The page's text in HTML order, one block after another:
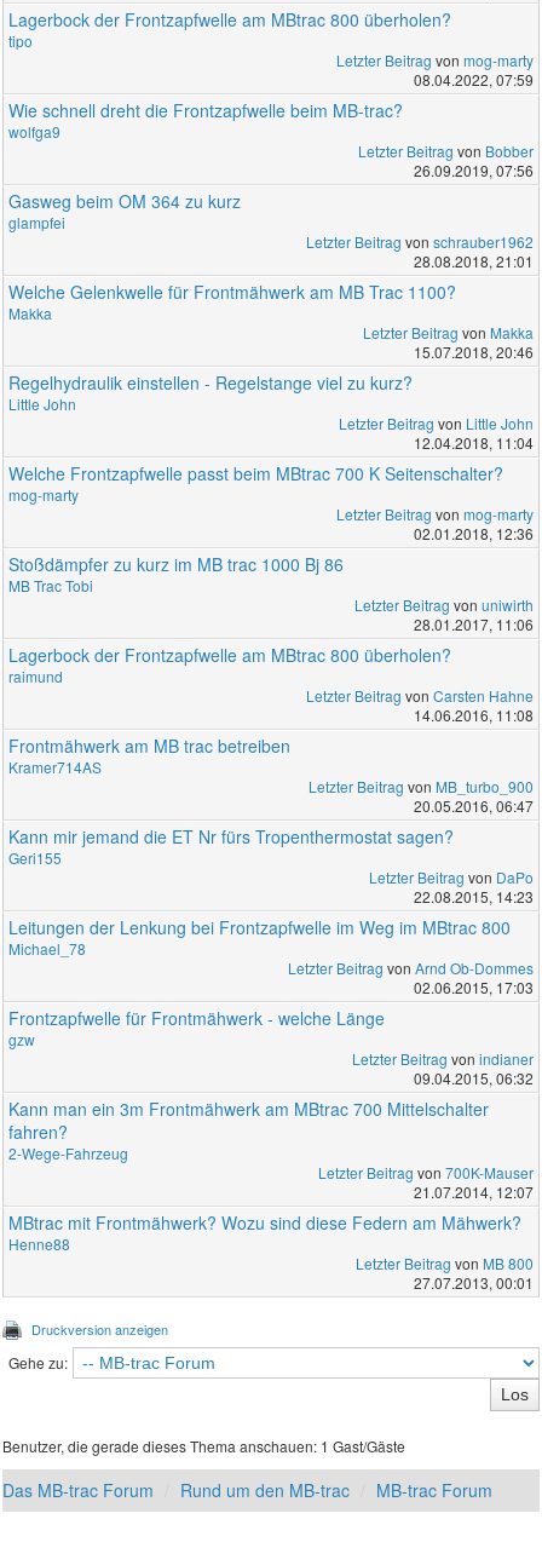
Lagerbock der Frontzapfwelle am MBtrac 800 überholen?
tipo
Letzter Beitrag von mog-marty
08.04.2022, 07:59
Wie schnell dreht die Frontzapfwelle beim MB-trac?
wolfga9
Letzter Beitrag von Bobber
26.09.2019, 07:56
Gasweg beim OM 364 zu kurz
glampfei
Letzter Beitrag von schrauber1962
28.08.2018, 21:01
Welche Gelenkwelle für Frontmähwerk am MB Trac 1100?
Makka
Letzter Beitrag von Makka
15.07.2018, 20:46
Regelhydraulik einstellen - Regelstange viel zu kurz?
Little John
Letzter Beitrag von Little John
12.04.2018, 11:04
Welche Frontzapfwelle passt beim MBtrac 700 K Seitenschalter?
mog-marty
Letzter Beitrag von mog-marty
02.01.2018, 12:36
Stoßdämpfer zu kurz im MB trac 1000 Bj 86
MB Trac Tobi
Letzter Beitrag von uniwirth
28.01.2017, 11:06
Lagerbock der Frontzapfwelle am MBtrac 800 überholen?
raimund
Letzter Beitrag von Carsten Hahne
14.06.2016, 11:08
Frontmähwerk am MB trac betreiben
Kramer714AS
Letzter Beitrag von MB_turbo_900
20.05.2016, 06:47
Kann mir jemand die ET Nr fürs Tropenthermostat sagen?
Geri155
Letzter Beitrag von DaPo
22.08.2015, 14:23
Leitungen der Lenkung bei Frontzapfwelle im Weg im MBtrac 800
Michael_78
Letzter Beitrag von Arnd Ob-Dommes
02.06.2015, 17:03
Frontzapfwelle für Frontmähwerk - welche Länge
gzw
Letzter Beitrag von indianer
09.04.2015, 06:32
Kann man ein 3m Frontmähwerk am MBtrac 700 Mittelschalter
fahren?
2-Wege-Fahrzeug
Letzter Beitrag von 700K-Mauser
21.07.2014, 12:07
MBtrac mit Frontmähwerk? Wozu sind diese Federn am Mähwerk?
Henne88
Letzter Beitrag von MB 800
27.07.2013, 00:01
Druckversion anzeigen
Gehe zu:
Benutzer, die gerade dieses Thema anschauen: 1 Gast/Gäste
Das MB-trac Forum Rund um den MB-trac MB-trac Forum